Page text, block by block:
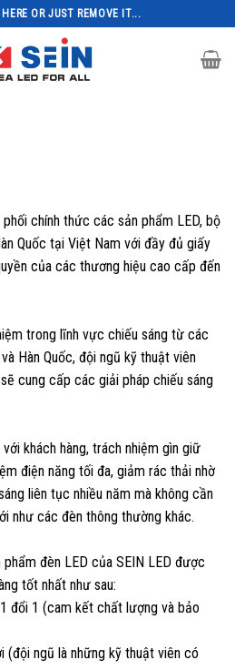
OR JUST REMOVE IT...
phối chính thức các sản phẩm LED, bộ
Quốc tại Việt Nam với đầy đủ giấy
của các thương hiệu cao cấp đến
trong lĩnh vực chiếu sáng từ các
Hàn Quốc, đội ngũ kỹ thuật viên
cung cấp các giải pháp chiếu sáng
khách hàng, trách nhiệm gìn giữ
điện năng tối đa, giảm rác thải nhờ
liên tục nhiều năm mà không cần
như các đèn thông thường khác.
đèn LED của SEIN LED được
tốt nhất như sau:
đổi 1 (cam kết chất lượng và bảo
(đội ngũ là những kỹ thuật viên có